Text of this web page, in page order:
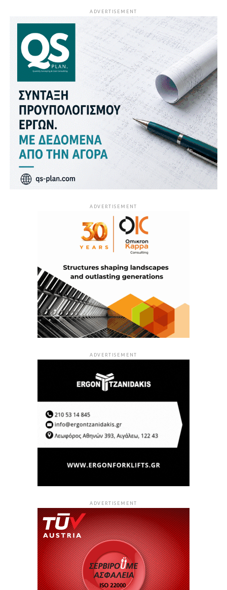
ADVERTISEMENT
ADVERTISEMENT
ADVERTISEMENT
ADVERTISEMENT